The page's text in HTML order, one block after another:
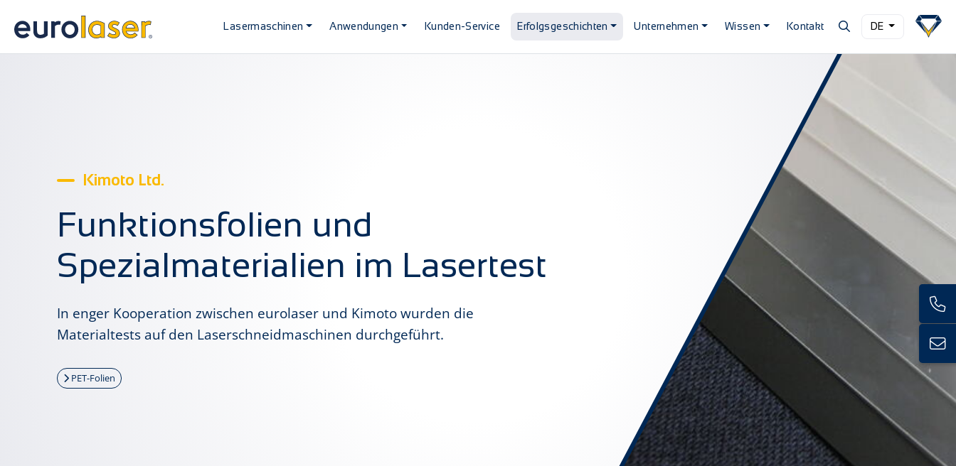
Lasermaschinen Anwendungen Kunden-Service Erfolgsgeschichten Unternehmen Wissen Kontakt DE
Kimoto Ltd.
Funktionsfolien und
Spezialmaterialien im Lasertest
In enger Kooperation zwischen eurolaser und Kimoto wurden die
Materialtests auf den Laserschneidmaschinen durchgeführt.
PET-Folien